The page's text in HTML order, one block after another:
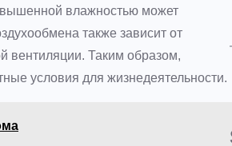
влажностью может
также зависит от
вентиляции. Таким образом,
условия для жизнедеятельности.